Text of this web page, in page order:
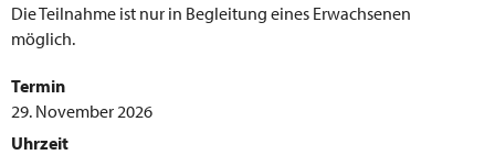
Die Teilnahme ist nur in Begleitung eines Erwachsenen
möglich.
Termin
29. November 2026
Uhrzeit